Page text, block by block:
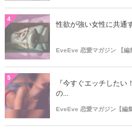
4
性欲が強い女性に共通
EveEve 恋愛マガジン 【編
5
『今すぐエッチした
の...
EveEve 恋愛マガジン【編集